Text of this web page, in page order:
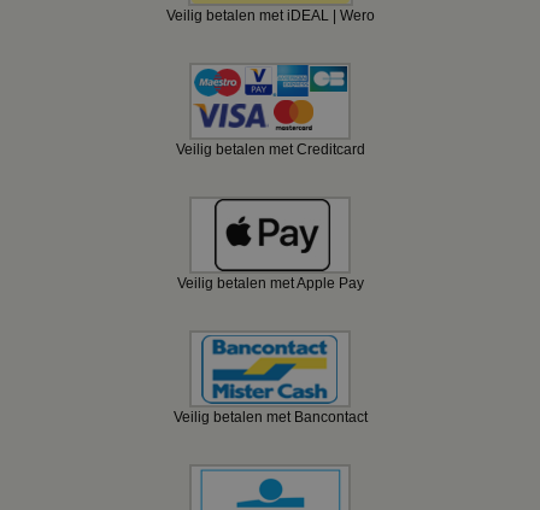
Veilig betalen met iDEAL | Wero
Veilig betalen met Creditcard
Veilig betalen met Apple Pay
Veilig betalen met Bancontact